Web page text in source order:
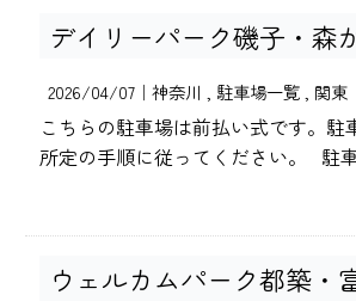
デイリーパーク磯子・森
2026/04/07｜神奈川 駐車場一覧 関東
こちらの駐車場は前払い式です。駐
所定の手順に従ってください。 駐
ウェルカムパーク都築・